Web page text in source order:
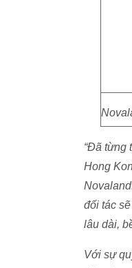
“Đã từng
Hong
đối tác
lâu dài,
Với sự